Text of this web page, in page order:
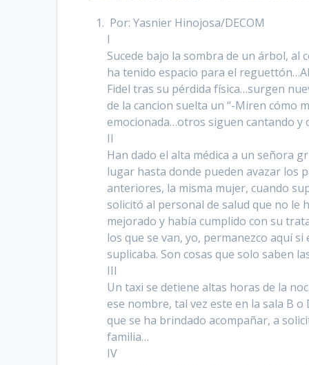
‍ Por: Yasnier Hinojosa/DECOM
I
Sucede bajo la sombra de un árbol, al
ha tenido espacio para el
Fidel tras su pérdida física…surgen
de la cancion suelta un “-Miren cómo
emocionada…otros siguen cantando y
II
Han dado el alta médica a un señora
lugar hasta donde pueden avazar los
anteriores, la misma mujer, cuando
solicitó al personal de salud que no le
mejorado y había cumplido con su
los que se van, yo, permanezco aquí
suplicaba. Son cosas que solo saben
III
Un taxi se detiene altas horas de la
ese nombre, tal vez este en la sala B
que se ha brindado acompañar, a
familia…
IV